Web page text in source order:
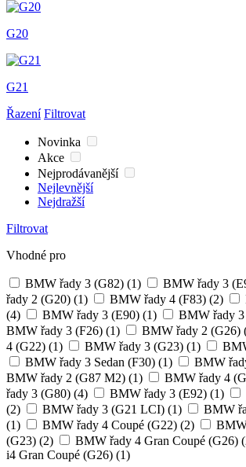
G20
G21
Řazení Filtrovat
Novinka
Akce
Nejprodávanější
Nejlevnější
Nejdražší
Filtrovat
Vhodné pro
BMW řady 3 (G82) (1) BMW řady 3
řady 2 (G20) (1) BMW řady 4 (F83) (2)
(4)
BMW řady 3 (E90) (1) BMW řady
BMW řady 3 (F26) (1) BMW řady 2 (G26)
4 (G22) (1) BMW řady 3 (G23) (1)
BMW řady 3 Sedan (F30) (1) BMW
BMW řady 2 (G87 M2) (1) BMW řady 4
řady 3 (G80) (4) BMW řady 3 (E92) (1)
(2)
BMW řady 3 (G21 LCI) (1)
BMW
(1)
BMW řady 4 Coupé (G22) (2)
(G23) (2) BMW řady 4 Gran Coupé (G26)
i4 Gran Coupé (G26) (1)